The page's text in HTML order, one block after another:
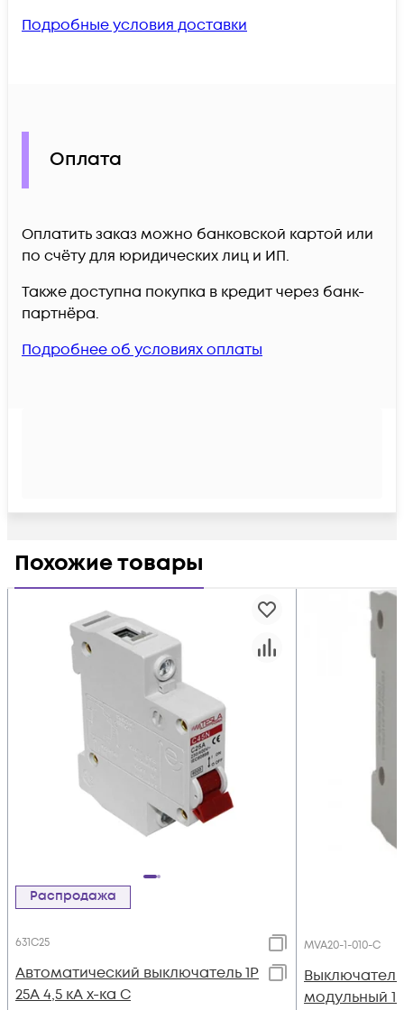
Подробные условия доставки
Оплата
Оплатить заказ можно банковской картой или
по счёту для юридических лиц и ИП.
Также доступна покупка в кредит через банк-
партнёра.
Подробнее об условиях оплаты
Похожие товары
Распродажа
631C25
Автоматический выключатель 1Р
25А 4,5 кА х-ка С
MVA20-1-010-C
модульный